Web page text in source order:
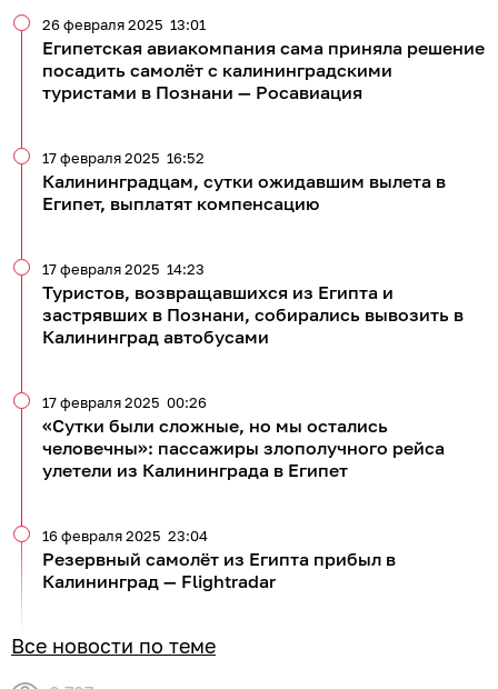
Египетская авиакомпания сама приняла решение
посадить самолёт с калининградскими
туристами в Познани — Росавиация
26 февраля 2025 13:01
Калининградцам, сутки ожидавшим вылета в
Египет, выплатят компенсацию
17 февраля 2025 16:52
Туристов, возвращавшихся из Египта и
застрявших в Познани, собирались вывозить в
Калининград автобусами
17 февраля 2025 14:23
«Сутки были сложные, но мы остались
человечны»: пассажиры злополучного рейса
улетели из Калининграда в Египет
17 февраля 2025 00:26
Резервный самолёт из Египта прибыл в
Калининград — Flightradar
16 февраля 2025 23:04
Все новости по теме